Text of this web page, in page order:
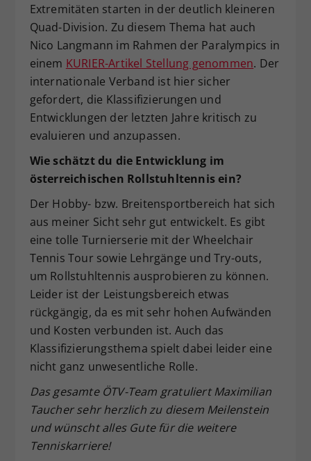
Extremitäten starten in der deutlich kleineren
Quad-Division. Zu diesem Thema hat auch
Nico Langmann im Rahmen der Paralympics in
einem KURIER-Artikel Stellung genommen. Der
internationale Verband ist hier sicher
gefordert, die Klassifizierungen und
Entwicklungen der letzten Jahre kritisch zu
evaluieren und anzupassen.
Wie schätzt du die Entwicklung im
österreichischen Rollstuhltennis ein?
Der Hobby- bzw. Breitensportbereich hat sich
aus meiner Sicht sehr gut entwickelt. Es gibt
eine tolle Turnierserie mit der Wheelchair
Tennis Tour sowie Lehrgänge und Try-outs,
um Rollstuhltennis ausprobieren zu können.
Leider ist der Leistungsbereich etwas
rückgängig, da es mit sehr hohen Aufwänden
und Kosten verbunden ist. Auch das
Klassifizierungsthema spielt dabei leider eine
nicht ganz unwesentliche Rolle.
Das gesamte ÖTV-Team gratuliert Maximilian
Taucher sehr herzlich zu diesem Meilenstein
und wünscht alles Gute für die weitere
Tenniskarriere!